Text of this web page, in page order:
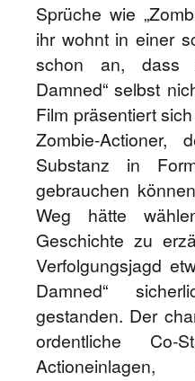
Sprüche wie
ihr wohnt in einer
schon an, dass
Damned“ selbst
Film präsentiert
Zombie-
Substanz in
gebrauchen
Weg hätte
Geschichte zu
Verfolgungsjagd
Damned“
gestanden. Der
ordentliche Co-